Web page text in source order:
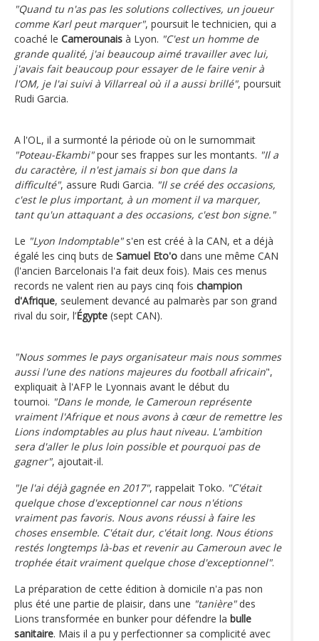
"Quand tu n'as pas les solutions collectives, un joueur
comme Karl peut marquer", poursuit le technicien, qui a
coaché le Camerounais à Lyon. "C'est un homme de
grande qualité, j'ai beaucoup aimé travailler avec lui,
j'avais fait beaucoup pour essayer de le faire venir à
l'OM, je l'ai suivi à Villarreal où il a aussi brillé", poursuit
Rudi Garcia.
A l'OL, il a surmonté la période où on le surnommait
"Poteau-Ekambi"pour ses frappes sur les montants. "Il a
du caractère, il n'est jamais si bon que dans la
difficulté", assure Rudi Garcia. "Il se créé des occasions,
c'est le plus important, à un moment il va marquer,
tant qu'un attaquant a des occasions, c'est bon signe."
Le "Lyon Indomptable"s'en est créé à la CAN, et a déjà
égalé les cinq buts de Samuel Eto'o dans une même CAN
(l'ancien Barcelonais l'a fait deux fois). Mais ces menus
records ne valent rien au pays cinq fois champion
d'Afrique, seulement devancé au palmarès par son grand
rival du soir, l’Égypte (sept CAN).
"Nous sommes le pays organisateur mais nous sommes
aussi l'une des nations majeures du football africain",
expliquait à l'AFP le Lyonnais avant le début du
tournoi. "Dans le monde, le Cameroun représente
vraiment l'Afrique et nous avons à cœur de remettre les
Lions indomptables au plus haut niveau. L'ambition
sera d'aller le plus loin possible et pourquoi pas de
gagner", ajoutait-il.
"Je l'ai déjà gagnée en 2017", rappelait Toko. "C'était
quelque chose d'exceptionnel car nous n'étions
vraiment pas favoris. Nous avons réussi à faire les
choses ensemble. C'était dur, c'était long. Nous étions
restés longtemps là-bas et revenir au Cameroun avec le
trophée était vraiment quelque chose d'exceptionnel".
La préparation de cette édition à domicile n'a pas non
plus été une partie de plaisir, dans une "tanière"des
Lions transformée en bunker pour défendre la bulle
sanitaire. Mais il a pu y perfectionner sa complicité avec